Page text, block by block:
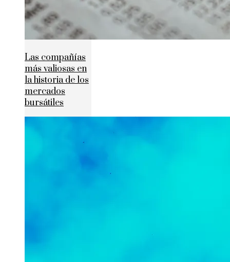
Las compañías
más valiosas en
la historia de los
mercados
bursátiles